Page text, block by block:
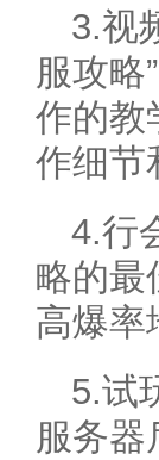
3.视
服攻略
作的教
作细节
4.行
略的最
高爆率
5.试
服务器